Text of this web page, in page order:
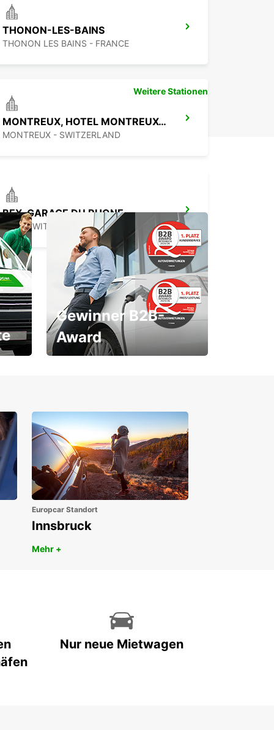
uns darauf, Ihnen zu helfen, Ihre
zu erfüllen und Ihnen einen
Aufenthalt in Crissier zu ermöglichen.
THONON-LES-BAINS
THONON LES BAINS - FRANCE
MONTREUX, HOTEL MONTREUX-PALACE
MONTREUX - SWITZERLAND
BEX, GARAGE DU RHONE
BEX - SWITZERLAND
Weitere Stationen
Gewinner B2B-
Award
Europcar Standort
Innsbruck
Mehr +
Nur neue Mietwagen